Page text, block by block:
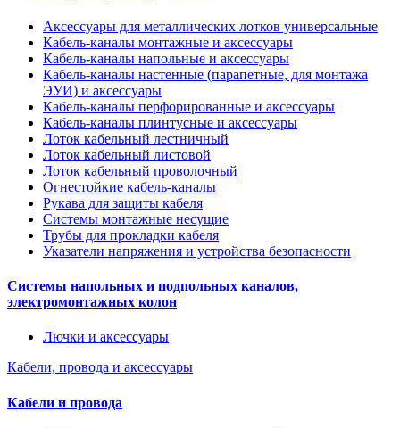
Аксессуары для металлических лотков универсальные
Кабель-каналы монтажные и аксессуары
Кабель-каналы напольные и аксессуары
Кабель-каналы настенные (парапетные, для монтажа
ЭУИ) и аксессуары
Кабель-каналы перфорированные и аксессуары
Кабель-каналы плинтусные и аксессуары
Лоток кабельный лестничный
Лоток кабельный листовой
Лоток кабельный проволочный
Огнестойкие кабель-каналы
Рукава для защиты кабеля
Системы монтажные несущие
Трубы для прокладки кабеля
Указатели напряжения и устройства безопасности
Системы напольных и подпольных каналов,
электромонтажных колон
Лючки и аксессуары
Кабели, провода и аксессуары
Кабели и провода